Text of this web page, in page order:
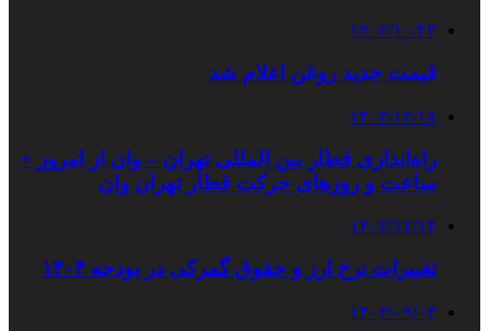
۱۴۰۲/۱۰/۲۳
قیمت جدید روغن اعلام شد
۱۴۰۲/۱۲/۱۸
راه‌اندازی قطار بین المللی تهران – وان از امروز +
ساعت و روزهای حرکت قطار تهران وان
۱۴۰۲/۱۲/۱۴
تغییرات نرخ ارز و حقوق گمرکی در بودجه ۱۴۰۴
۱۴۰۳/۰۹/۰۴